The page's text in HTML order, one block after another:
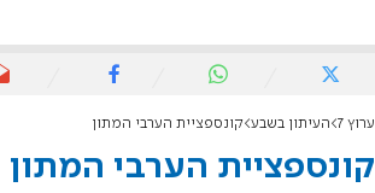
ערוץ 7 העיתון בשבע קונספציית הערבי המתון
קונספציית הערבי המתון